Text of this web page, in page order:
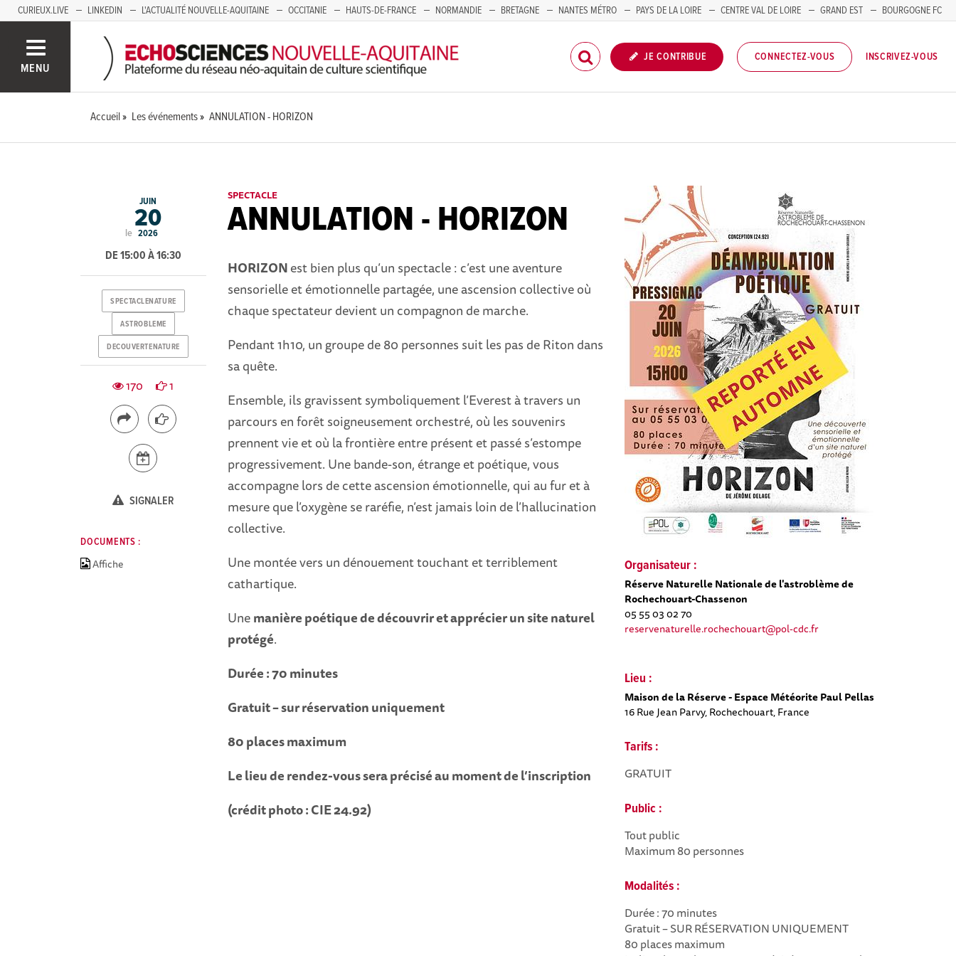
CURIEUX.LIVE LINKEDIN L'ACTUALITÉ NOUVELLE-AQUITAINE OCCITANIE HAUTS-DE-FRANCE NORMANDIE BRETAGNE NANTES MÉTRO PAYS DE LA LOIRE CENTRE VAL DE LOIRE GRAND EST
BOURGOGNE FC
MENU
JE CONTRIBUE CONNECTEZ-VOUS INSCRIVEZ-VOUS
Accueil Les événements ANNULATION - HORIZON
SPECTACLE
ANNULATION - HORIZON
HORIZONest bien plus qu’un spectacle : c’est une aventure
sensorielle et émotionnelle partagée, une ascension collective où
chaque spectateur devient un compagnon de marche.
Pendant 1h10, un groupe de 80 personnes suit les pas de Riton dans
sa quête.
Ensemble, ils gravissent symboliquement l’Everest à travers un
parcours en forêt soigneusement orchestré, où les souvenirs
prennent vie et où la frontière entre présent et passé s’estompe
progressivement. Une bande-son, étrange et poétique, vous
accompagne lors de cette ascension émotionnelle, qui au fur et à
mesure que l’oxygène se raréfie, n’est jamais loin de l’hallucination
collective.
Une montée vers un dénouement touchant et terriblement
cathartique.
Unemanière poétique de découvrir et apprécier un site naturel
protégé.
Durée : 70 minutes
Gratuit – sur réservation uniquement
80 places maximum
Le lieu de rendez-vous sera précisé au moment de l’inscription
(crédit photo : CIE 24.92)
Organisateur :
Réserve Naturelle Nationale de l'astroblème de
Rochechouart-Chassenon
05 55 03 02 70
reservenaturelle.rochechouart@pol-cdc.fr
Lieu :
Maison de la Réserve - Espace Météorite Paul Pellas
16 Rue Jean Parvy, Rochechouart, France
Tarifs :
GRATUIT
Public :
Tout public
Maximum 80 personnes
Modalités :
Durée : 70 minutes
Gratuit – SUR RÉSERVATION UNIQUEMENT
80 places maximum
le
JUIN
20
2026
DE 15:00 À 16:30
SPECTACLENATURE
ASTROBLEME
DECOUVERTENATURE
170 1
SIGNALER
DOCUMENTS :
Affiche